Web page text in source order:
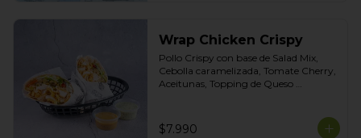
Wrap Chicken Crispy
Pollo Crispy con base de Salad Mix,
Cebolla caramelizada, Tomate Cherry,
Aceitunas, Topping de Queso
$7.990